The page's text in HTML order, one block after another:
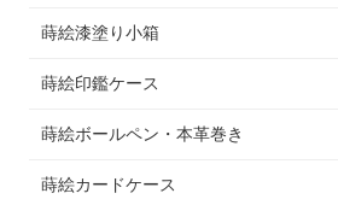
蒔絵漆塗り小箱
蒔絵印鑑ケース
蒔絵ボールペン・本革巻き
蒔絵カードケース